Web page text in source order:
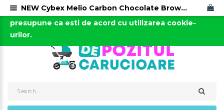
0723-666-005 / 0743-666-006
Acest site foloseste cookies. Continuarea navigarii
presupune ca esti de acord cu utilizarea cookie-
urilor.
NEW Cybex Melio Carbon Chocolate Brown 4in1 cu Cloud G Plus Recline ADAC si baza isofix